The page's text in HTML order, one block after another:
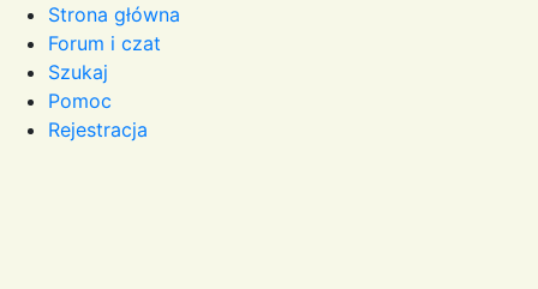
Strona główna
Forum i czat
Szukaj
Pomoc
Rejestracja